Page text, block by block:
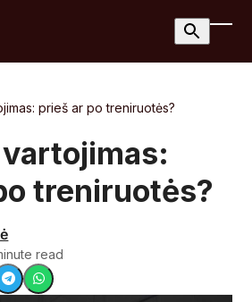
prieš ar po treniruotės?
treniruotės?
read